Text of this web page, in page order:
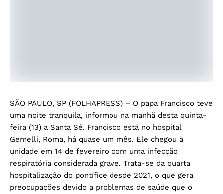
SÃO PAULO, SP (FOLHAPRESS) – O papa Francisco teve
uma noite tranquila, informou na manhã desta quinta-
feira (13) a Santa Sé. Francisco está no hospital
Gemelli, Roma, há quase um mês. Ele chegou à
unidade em 14 de fevereiro com uma infecção
respiratória considerada grave. Trata-se da quarta
hospitalização do pontífice desde 2021, o que gera
preocupações devido a problemas de saúde que o